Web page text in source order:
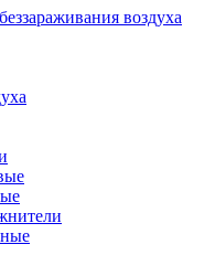
воздуха